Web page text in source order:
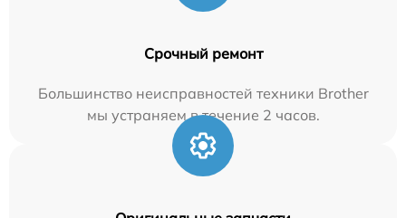
Срочный ремонт
Большинство неисправностей техники Brother
мы устраняем в течение 2 часов.